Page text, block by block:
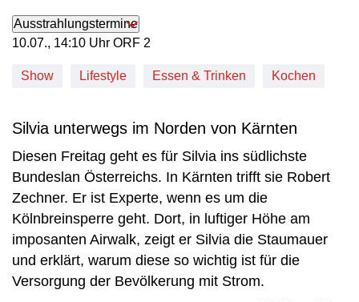
Ausstrahlungstermine
10. Juli, 14:10 Uhr in ORF 2
10.07., 14:10 Uhr ORF 2
Show Lifestyle Essen & Trinken Kochen
Silvia unterwegs im Norden von Kärnten
Diesen Freitag geht es für Silvia ins südlichste
Bundeslan Österreichs. In Kärnten trifft sie Robert
Zechner. Er ist Experte, wenn es um die
Kölnbreinsperre geht. Dort, in luftiger Höhe am
imposanten Airwalk, zeigt er Silvia die Staumauer
und erklärt, warum diese so wichtig ist für die
Versorgung der Bevölkerung mit Strom.